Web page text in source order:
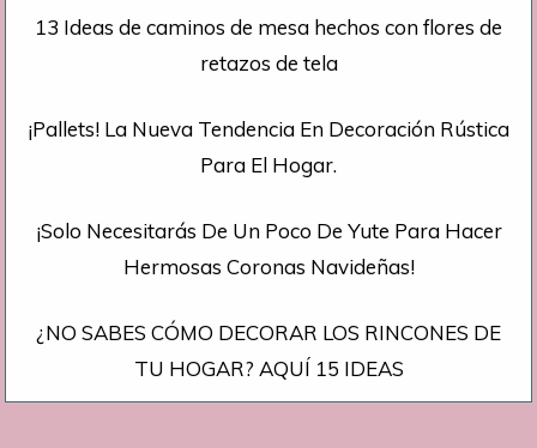
13 Ideas de caminos de mesa hechos con flores de
retazos de tela
¡Pallets! La Nueva Tendencia En Decoración Rústica
Para El Hogar.
¡Solo Necesitarás De Un Poco De Yute Para Hacer
Hermosas Coronas Navideñas!
¿NO SABES CÓMO DECORAR LOS RINCONES DE
TU HOGAR? AQUÍ 15 IDEAS